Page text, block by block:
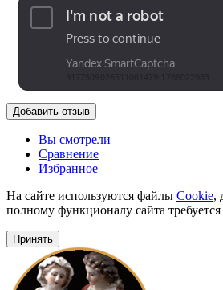
Добавить отзыв
Вы смотрели
Сравнение
Избранное
На сайте используются файлы Cookie,
полному функционалу сайта
Принять